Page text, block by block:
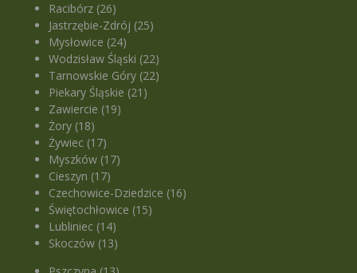
Racibórz (26)
Jastrzębie-Zdrój (25)
Mysłowice (24)
Wodzisław Śląski (22)
Tarnowskie Góry (22)
Piekary Śląskie (21)
Zawiercie (19)
Żory (18)
Żywiec (17)
Myszków (17)
Cieszyn (17)
Czechowice-Dziedzice (16)
Świętochłowice (15)
Lubliniec (14)
Skoczów (13)